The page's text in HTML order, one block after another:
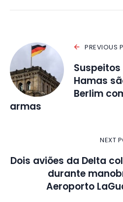
PREVIOUS
Hamas
Berlim
armas
NEXT
Dois aviões da Delta
durante
Aeroporto